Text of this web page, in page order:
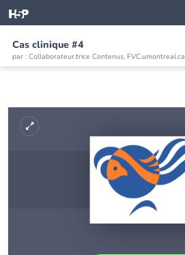
Cas clinique #4
par : Collaborateur.trice Contenus, FVC.umontreal.ca